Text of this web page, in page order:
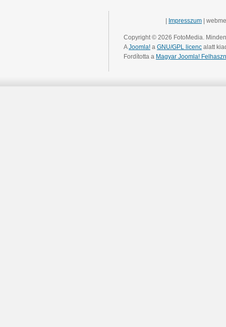
Impresszum |
Copyright © 2026 FotoMedia.
AJoomla! a GNU/GPL licenc alatt
Fordította a Magyar Joomla!